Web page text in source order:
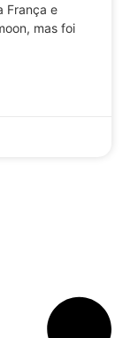
França e
mas foi